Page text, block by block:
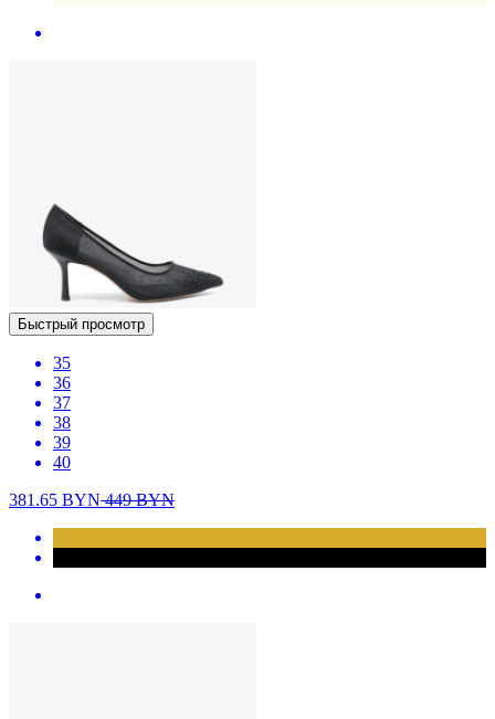
Быстрый просмотр
35
36
37
38
39
40
381.65 BYN449BYN